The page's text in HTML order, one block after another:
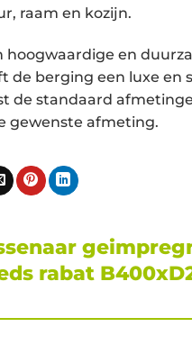
raam en kozijn.
hoogwaardige en
de berging een luxe en
de standaard
gewenste afmeting.
rabat